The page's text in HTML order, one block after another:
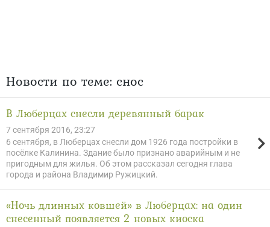
Новости по теме: снос
В Люберцах снесли деревянный барак
7 сентября 2016, 23:27
6 сентября, в Люберцах снесли дом 1926 года постройки в
посёлке Калинина. Здание было признано аварийным и не
пригодным для жилья. Об этом рассказал сегодня глава
города и района Владимир Ружицкий.
«Ночь длинных ковшей» в Люберцах: на один
снесенный появляется 2 новых киоска